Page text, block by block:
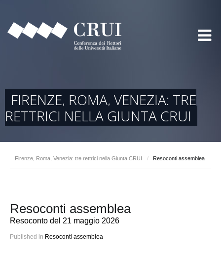
FIRENZE, ROMA, VENEZIA: TRE
RETTRICI NELLA GIUNTA CRUI
Firenze, Roma, Venezia: tre rettrici nella Giunta CRUI / Resoconti assemblea
Resoconti assemblea
Resoconto del 21 maggio 2026
Published in Resoconti assemblea